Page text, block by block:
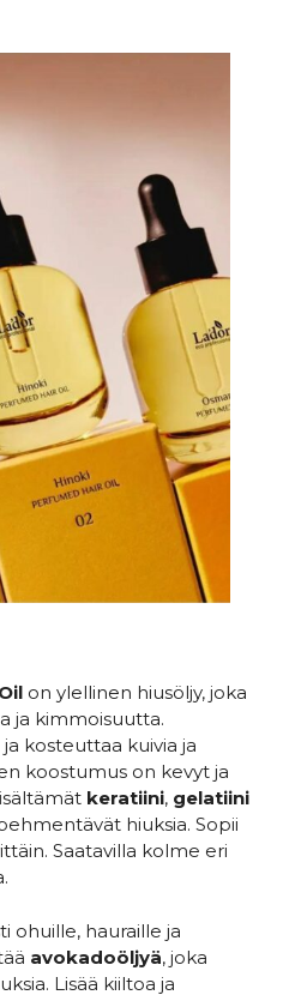
on ylellinen hiusöljy, joka
ja kimmoisuutta.
kosteuttaa kuivia ja
koostumus on kevyt ja
keratiini, gelatiini
hiuksia. Sopii
Saatavilla kolme eri
ohuille, hauraille ja
avokadoöljyä, joka
Lisää kiiltoa ja